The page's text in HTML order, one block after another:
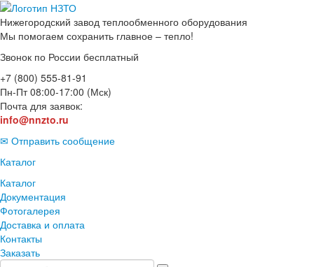
Нижегородский завод теплообменного оборудования
Мы помогаем сохранить главное – тепло!
Звонок по России бесплатный
+7 (800) 555-81-91
Пн-Пт 08:00-17:00 (Мск)
Почта для заявок:
info@nnzto.ru
✉ Отправить сообщение
Каталог
Каталог
Документация
Фотогалерея
Доставка и оплата
Контакты
Заказать